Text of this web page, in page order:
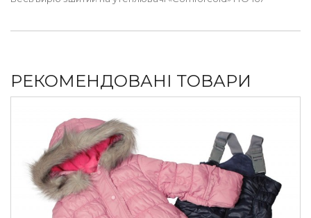
«Vilene», вага 180г / м2-товщина 2см; підкладка фліс на
РЕКОМЕНДОВАНІ ТОВАРИ